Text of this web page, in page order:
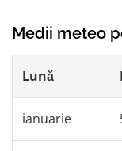
Medii meteo
Lună
ianuarie